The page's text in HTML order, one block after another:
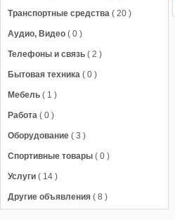
Транспортные средства ( 20 )
Аудио, Видео ( 0 )
Телефоны и связь ( 2 )
Бытовая техника ( 0 )
Мебель ( 1 )
Работа ( 0 )
Оборудование ( 3 )
Спортивные товары ( 0 )
Услуги ( 14 )
Другие объявления ( 8 )